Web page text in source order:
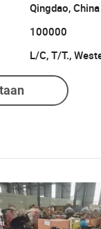
Qingdao, China
100000
L/C, T/T.,